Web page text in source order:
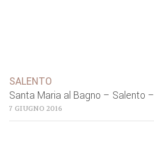
SALENTO
Santa Maria al Bagno – Salento –
7 GIUGNO 2016